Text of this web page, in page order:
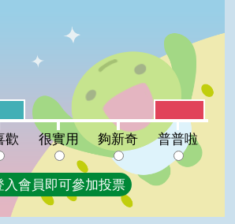
:13%
很實用:0%
夠新奇:0%
歡 很實用 夠新奇 普普啦
入會員即可參加投票